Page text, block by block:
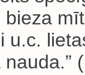
bieza
u.c.